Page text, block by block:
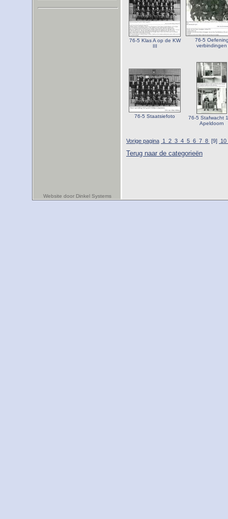
76-5 Klas A op de KW
III
76-5
verbindingen
76-5 Staatsiefoto
76-5 Stafwacht
Apeldoorn
Vorige pagina 1 2 3 4 5 6 7 8 [9] 10
Terug naar de categorieën
Website door Dinkel Systems